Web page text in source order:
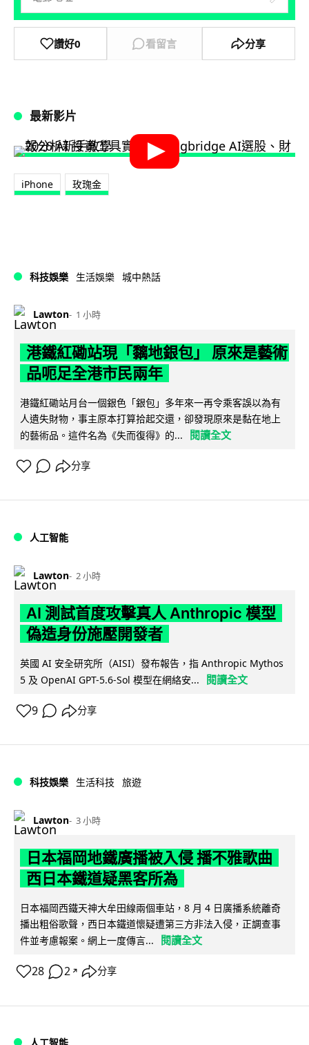
讚好0 看留言 分享
最新影片
iPhone 玫瑰金
科技娛樂 生活娛樂 城中熱話
Lawton 1 小時
港鐵紅磡站現「黐地銀包」 原來是藝術
品呃足全港市民兩年
港鐵紅磡站月台一個銀色「銀包」多年來一再令乘客誤以為有
人遺失財物，事主原本打算拾起交還，卻發現原來是黏在地上
的藝術品。這件名為《失而復得》的...
閱讀全文
分享
人工智能
Lawton 2 小時
AI 測試首度攻擊真人 Anthropic 模型
偽造身份施壓開發者
英國 AI 安全研究所（AISI）發布報告，指 Anthropic Mythos
5 及 OpenAI GPT-5.6-Sol 模型在網絡安...
閱讀全文
9 分享
科技娛樂 生活科技 旅遊
Lawton 3 小時
日本福岡地鐵廣播被入侵 播不雅歌曲
西日本鐵道疑黑客所為
日本福岡西鐵天神大牟田線兩個車站，8 月 4 日廣播系統離奇
播出粗俗歌聲，西日本鐵道懷疑遭第三方非法入侵，正調查事
件並考慮報案。網上一度傳言...
閱讀全文
28 2 ↗ 分享